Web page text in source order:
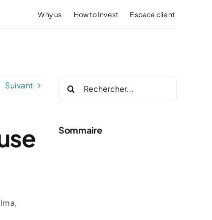
Why us How to Invest Espace client
Suivant Rechercher:
Sommaire